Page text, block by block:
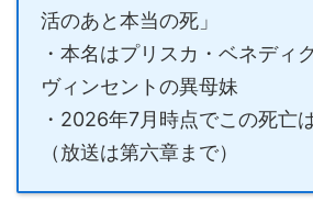
活のあと本当の死」
・本名はプリスカ・ベネディ
ヴィンセントの異母妹
・2026年7月時点でこの死亡
（放送は第六章まで）